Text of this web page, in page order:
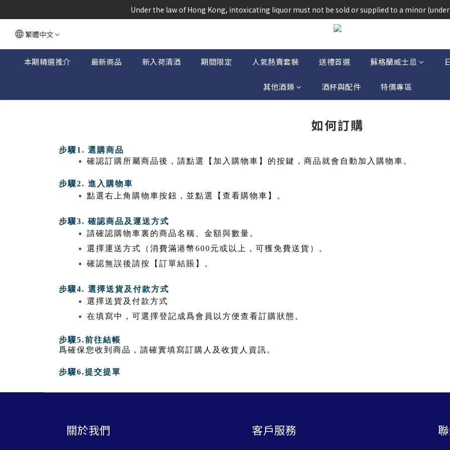
根據香港法律，不得在業務過程中，向未成年人(18歲以下人士)售賣或供應令人醺
Under the law of Hong Kong, intoxicating liquor must not be sold or supplied to a minor
根據香港法律，不得在業務過程中，向未成年人(18歲以下人士)售賣或供應令人醺
繁體中文
本期精選推介 最新商品 新入荷清酒 期間限定 人氣熱賣套裝 送禮首選 蘇格蘭威士忌
其他酒類 酒杯與配件 特價專區
如何訂購
步驟1. 選購商品
確認訂購所屬商品後，請點選【加入購物車】的按鍵，商品就會自動加入購物車。
步驟2. 進入購物車
點選右上角購物車按鈕，並點選【查看購物車】。
步驟3. 確認商品及運送方式
請確認購物車裏的商品名稱、金額與數量。
選擇運送方式（消費滿港幣600元或以上，可獲免費送貨）。
確認無誤後請按【訂單結賬】。
步驟4. 選擇送貨及付款方式
選擇送貨及付款方式
在填寫中，可選擇登記成爲會員以方便查看訂購狀態。
步驟5.前往結帳
爲確保您收到商品，請確實填寫訂購人及收貨人資訊。
步驟6.提交提單
關於我們 客戶服務